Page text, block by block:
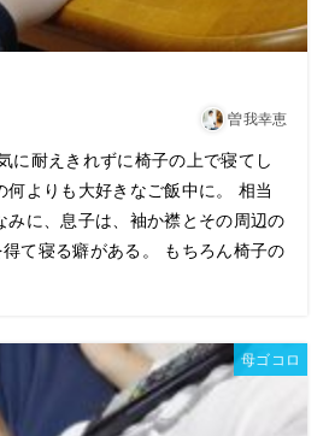
曽我幸恵
に耐えきれずに椅子の上で寝てし
何よりも大好きなご飯中に。 相当
みに、息子は、袖か襟とその周辺の
て寝る癖がある。 もちろん椅子の
母ゴコロ